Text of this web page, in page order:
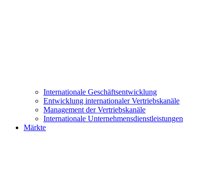
Internationale Geschäftsentwicklung
Entwicklung internationaler Vertriebskanäle
Management der Vertriebskanäle
Internationale Unternehmensdienstleistungen
Märkte